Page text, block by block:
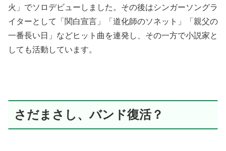
火」でソロデビューしました。その後はシンガーソングラ
イターとして「関白宣言」「道化師のソネット」「親父の
一番長い日」などヒット曲を連発し、その一方で小説家と
しても活動しています。
さだまさし、バンド復活？